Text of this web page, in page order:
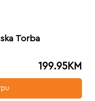
Torba
199.95KM